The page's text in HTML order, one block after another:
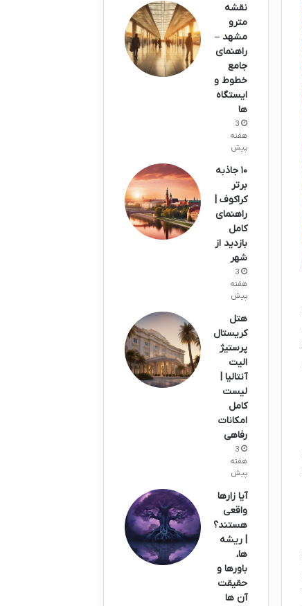
نقشه
مترو
مشهد –
راهنمای
جامع
خطوط و
ایستگاه
ها
3
هفته
پیش
۱۰ جاذبه
برتر
کراکوف |
راهنمای
کامل
بازدید از
شهر
3
هفته
پیش
هتل
کریستال
پرستیژ
الیت
آنتالیا |
لیست
کامل
امکانات
رفاهی
3
هفته
پیش
آیا زارها
واقعی
هستند؟
| ریشه
ها،
باورها و
حقیقت
آن ها